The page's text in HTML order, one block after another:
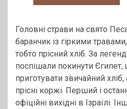
Головні страви на свято
баранчик із гіркими
тобто прісний хліб. За
поспішали покинути Єгипет,
приготувати звичайний
прісні коржі. Перший і
офіційні вихідні в Ізраїлі.